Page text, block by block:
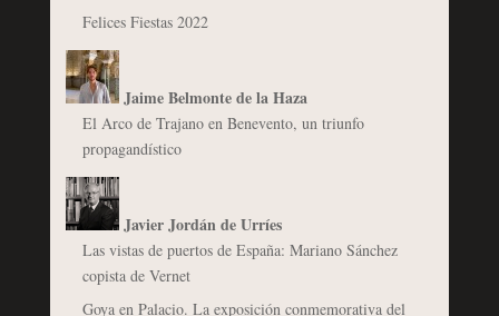
Felices Fiestas 2022
Jaime Belmonte de la Haza
El Arco de Trajano en Benevento, un triunfo
propagandístico
Javier Jordán de Urríes
Las vistas de puertos de España: Mariano Sánchez
copista de Vernet
Goya en Palacio. La exposición conmemorativa del